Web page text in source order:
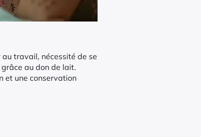
travail, nécessité de se
au don de lait.
et une conservation